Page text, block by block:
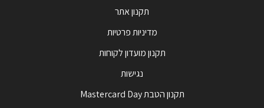
תקנון אתר
מדיניות פרטיות
תקנון מועדון לקוחות
נגישות
תקנון הטבת Mastercard Day